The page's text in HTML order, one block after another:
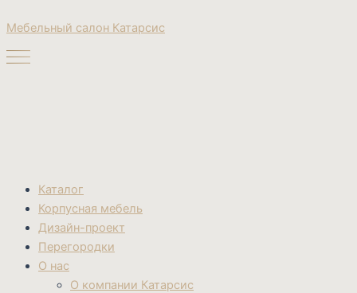
к
содержимому
Мебельный салон Катарсис
Каталог
Корпусная мебель
Дизайн-проект
Перегородки
О нас
О компании Катарсис
товаров